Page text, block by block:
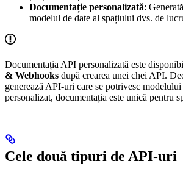
Documentație personalizată:
modelul de date al spațiului dvs. de
Documentația API personalizată este
& Webhooks după crearea unei chei API.
generează API-uri care se potrivesc
personalizat, documentația este unică pentru
Cele două tipuri de API-uri